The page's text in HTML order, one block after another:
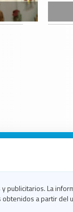
publicitarios. La
a partir del